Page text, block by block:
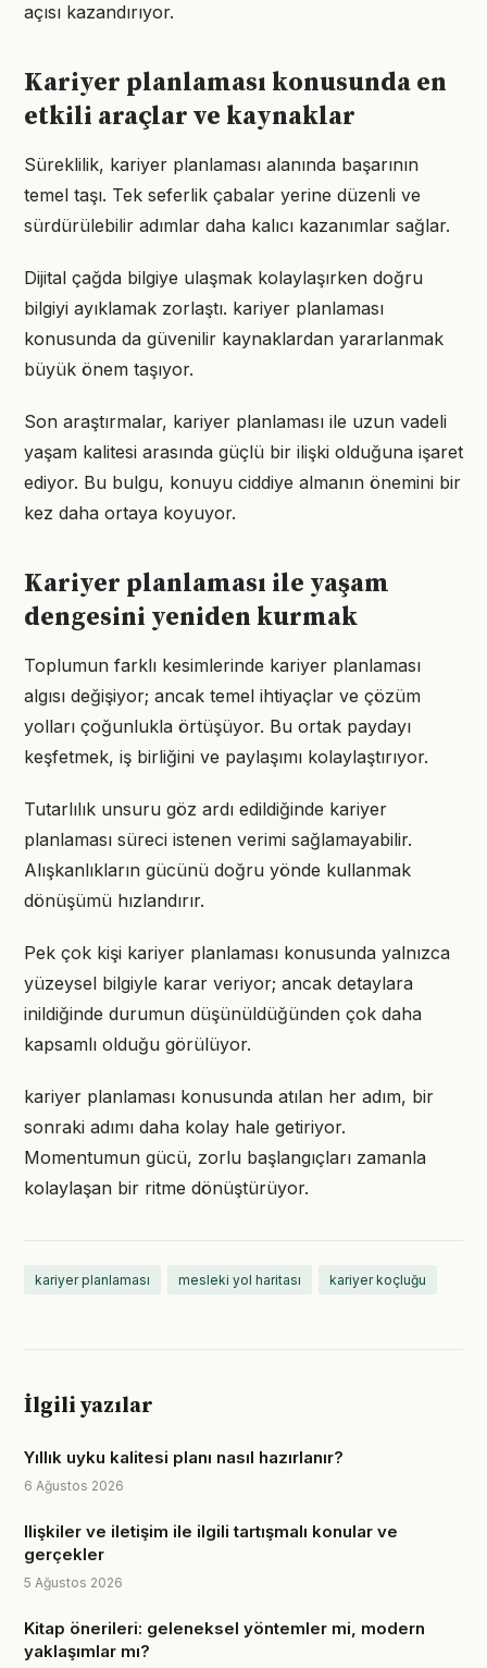
açısı kazandırıyor.
Kariyer planlaması konusunda en
etkili araçlar ve kaynaklar
Süreklilik, kariyer planlaması alanında başarının
temel taşı. Tek seferlik çabalar yerine düzenli ve
sürdürülebilir adımlar daha kalıcı kazanımlar sağlar.
Dijital çağda bilgiye ulaşmak kolaylaşırken doğru
bilgiyi ayıklamak zorlaştı. kariyer planlaması
konusunda da güvenilir kaynaklardan yararlanmak
büyük önem taşıyor.
Son araştırmalar, kariyer planlaması ile uzun vadeli
yaşam kalitesi arasında güçlü bir ilişki olduğuna işaret
ediyor. Bu bulgu, konuyu ciddiye almanın önemini bir
kez daha ortaya koyuyor.
Kariyer planlaması ile yaşam
dengesini yeniden kurmak
Toplumun farklı kesimlerinde kariyer planlaması
algısı değişiyor; ancak temel ihtiyaçlar ve çözüm
yolları çoğunlukla örtüşüyor. Bu ortak paydayı
keşfetmek, iş birliğini ve paylaşımı kolaylaştırıyor.
Tutarlılık unsuru göz ardı edildiğinde kariyer
planlaması süreci istenen verimi sağlamayabilir.
Alışkanlıkların gücünü doğru yönde kullanmak
dönüşümü hızlandırır.
Pek çok kişi kariyer planlaması konusunda yalnızca
yüzeysel bilgiyle karar veriyor; ancak detaylara
inildiğinde durumun düşünüldüğünden çok daha
kapsamlı olduğu görülüyor.
kariyer planlaması konusunda atılan her adım, bir
sonraki adımı daha kolay hale getiriyor.
Momentumun gücü, zorlu başlangıçları zamanla
kolaylaşan bir ritme dönüştürüyor.
kariyer planlaması mesleki yol haritası kariyer koçluğu
İlgili yazılar
Yıllık uyku kalitesi planı nasıl hazırlanır?
6 Ağustos 2026
Ilişkiler ve iletişim ile ilgili tartışmalı konular ve
gerçekler
5 Ağustos 2026
Kitap önerileri: geleneksel yöntemler mi, modern
yaklaşımlar mı?